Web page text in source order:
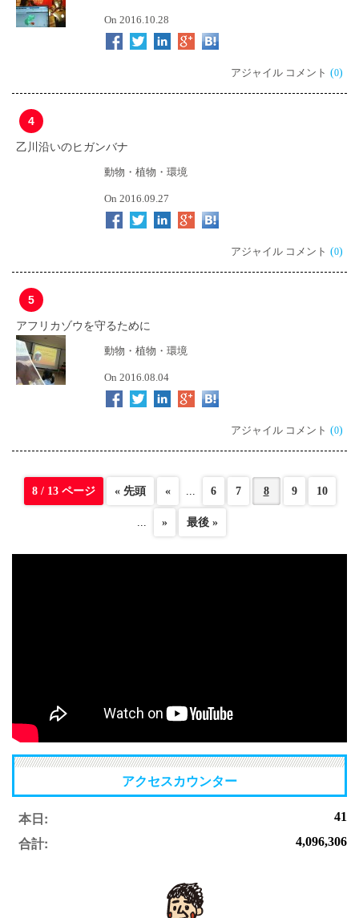
On 2016.10.28
アジャイル コメント (0)
4
乙川沿いのヒガンバナ
動物・植物・環境
On 2016.09.27
アジャイル コメント (0)
5
アフリカゾウを守るために
動物・植物・環境
On 2016.08.04
アジャイル コメント (0)
8 / 13 ページ « 先頭 « ... 6 7 8 9 10
... » 最後 »
アクセスカウンター
本日: 41
合計: 4,096,306